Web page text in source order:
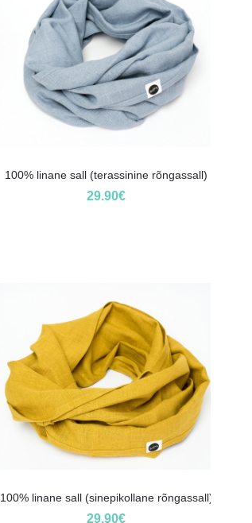
100% linane sall (terassinine rõngassall)
29.90€
100% linane sall (sinepikollane rõngassall)
29.90€